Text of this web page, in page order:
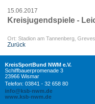
15.06.2017
Kreisjugendspiele -
Ort: Stadion am Tannenberg,
Zurück
KreisSportBund NWM e.V.
Schiffbauerpromenade 3
23966 Wismar
Telefon: 03841 - 32 658 80
info@ksb-nwm.de
www.ksb-nwm.de